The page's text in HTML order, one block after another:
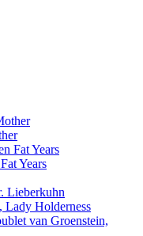
Years
Lieberkuhn
van Groenstein,